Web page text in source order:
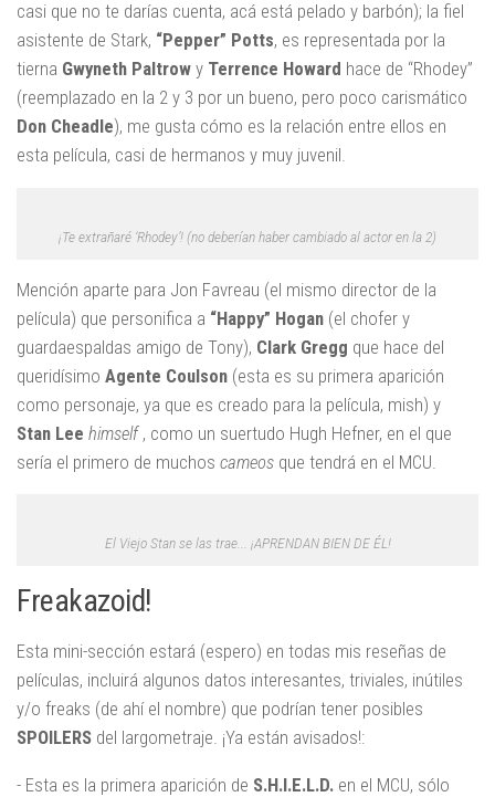
casi que no te darías cuenta, acá está pelado y barbón); la fiel
asistente de Stark, “Pepper” Potts, es representada por la
tierna Gwyneth Paltrow y Terrence Howard hace de “Rhodey”
(reemplazado en la 2 y 3 por un bueno, pero poco carismático
Don Cheadle), me gusta cómo es la relación entre ellos en
esta película, casi de hermanos y muy juvenil.
¡Te extrañaré ‘Rhodey’! (no deberían haber cambiado al actor en la 2)
Mención aparte para Jon Favreau (el mismo director de la
película) que personifica a “Happy” Hogan (el chofer y
guardaespaldas amigo de Tony), Clark Gregg que hace del
queridísimo Agente Coulson (esta es su primera aparición
como personaje, ya que es creado para la película, mish) y
Stan Lee himself , como un suertudo Hugh Hefner, en el que
sería el primero de muchos cameos que tendrá en el MCU.
El Viejo Stan se las trae... ¡APRENDAN BIEN DE ÉL!
Freakazoid!
Esta mini-sección estará (espero) en todas mis reseñas de
películas, incluirá algunos datos interesantes, triviales, inútiles
y/o freaks (de ahí el nombre) que podrían tener posibles
SPOILERS del largometraje. ¡Ya están avisados!:
- Esta es la primera aparición de S.H.I.E.L.D. en el MCU, sólo